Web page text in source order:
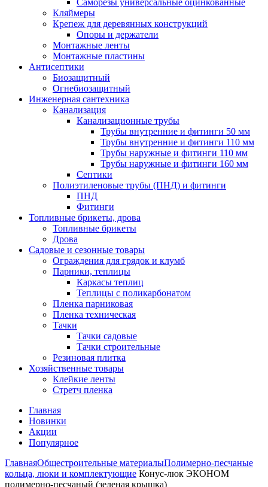
Саморезы универсальные оцинкованные
Кляймеры
Крепеж для деревянных конструкций
Опоры и держатели
Монтажные ленты
Монтажные пластины
Антисептики
Биозащитный
Огнебиозащитный
Инженерная сантехника
Канализация
Канализационные трубы
Трубы внутренние и фитинги 50 мм
Трубы внутренние и фитинги 110 мм
Трубы наружные и фитинги 110 мм
Трубы наружные и фитинги 160 мм
Септики
Полиэтиленовые трубы (ПНД) и фитинги
ПНД
Фитинги
Топливные брикеты, дрова
Топливные брикеты
Дрова
Садовые и сезонные товары
Ограждения для грядок и клумб
Парники, теплицы
Каркасы теплиц
Теплицы с поликарбонатом
Пленка парниковая
Пленка техническая
Тачки
Тачки садовые
Тачки строительные
Резиновая плитка
Хозяйственные товары
Клейкие ленты
Стретч пленка
Главная
Новинки
Акции
Популярное
ГлавнаяОбщестроительные материалыПолимерно-песчаные
кольца, люки и комплектующие Конус-люк ЭКОНОМ
полимерно-песчаный (зеленая крышка)